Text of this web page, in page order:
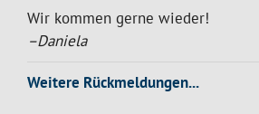
Wir kommen gerne wieder!
–Daniela
Weitere Rückmeldungen...